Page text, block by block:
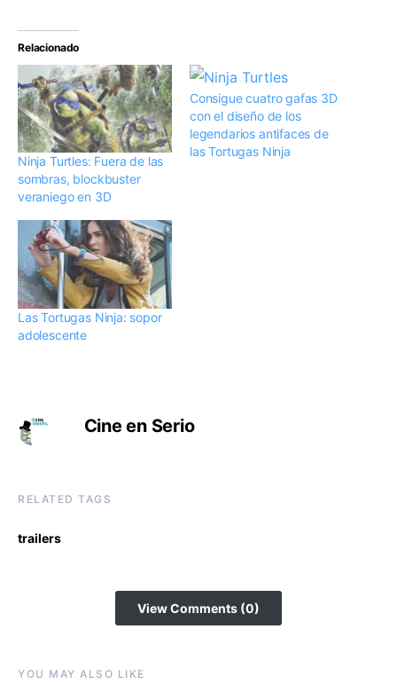
Relacionado
Ninja Turtles: Fuera de las
sombras, blockbuster
veraniego en 3D
Consigue cuatro gafas 3D
con el diseño de los
legendarios antifaces de
las Tortugas Ninja
Las Tortugas Ninja: sopor
adolescente
Cine en Serio
RELATED TAGS
trailers
View Comments (0)
YOU MAY ALSO LIKE